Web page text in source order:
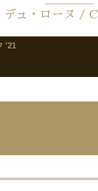
デュ・ローヌ /
’21